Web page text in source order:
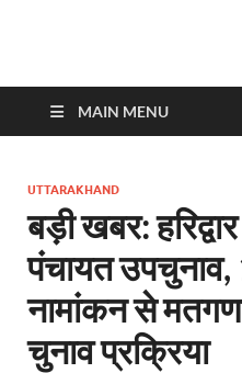
MAIN MENU
UTTARAKHAND
बड़ी खबर:
पंचायत
नामांकन से
चुनाव प्रक्रिया